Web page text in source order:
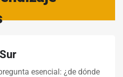
esencial: ¿de dónde